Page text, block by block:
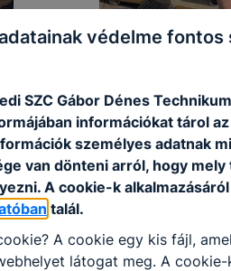
védelme fontos
SZC Gábor Dénes
információkat tárol
személyes adatnak
van dönteni arról, hogy
A cookie-k
talál.
A cookie egy kis fájl,
látogat meg. A